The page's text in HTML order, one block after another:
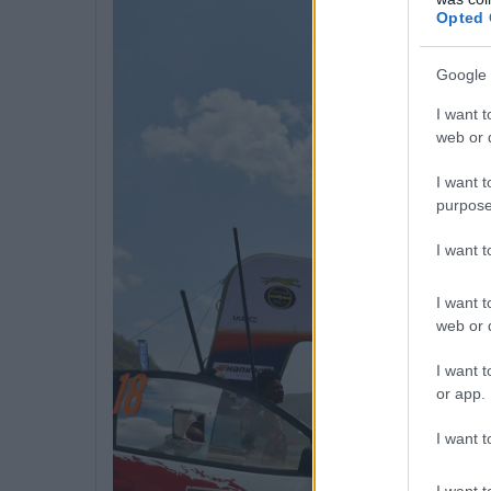
Opted
Google
I want
web or
I want
I want
I want
web or
I want
or app.
I want